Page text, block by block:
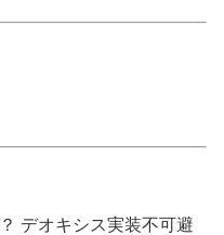
デオキシス実装不可避